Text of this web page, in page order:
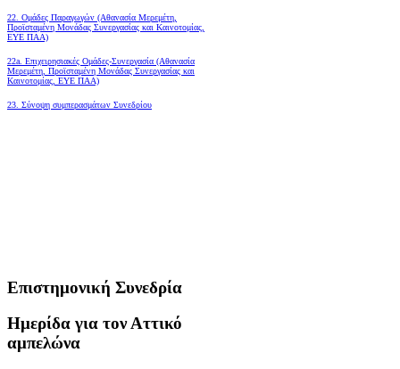
22. Ομάδες Παραγωγών (Αθανασία Μερεμέτη,
Προϊσταμένη Μονάδας Συνεργασίας και Καινοτομίας,
ΕΥΕ ΠΑΑ)
22a. Επιχειρησιακές Ομάδες-Συνεργασία (Αθανασία
Μερεμέτη, Προϊσταμένη Μονάδας Συνεργασίας και
Καινοτομίας, ΕΥΕ ΠΑΑ)
23. Σύνοψη συμπερασμάτων Συνεδρίου
Επιστημονική Συνεδρία
Ημερίδα για τον Αττικό
αμπελώνα